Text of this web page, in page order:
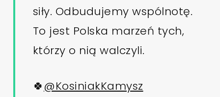
siły. Odbudujemy wspólnotę.
To jest Polska marzeń tych,
którzy o nią walczyli.
🍀@KosiniakKamysz